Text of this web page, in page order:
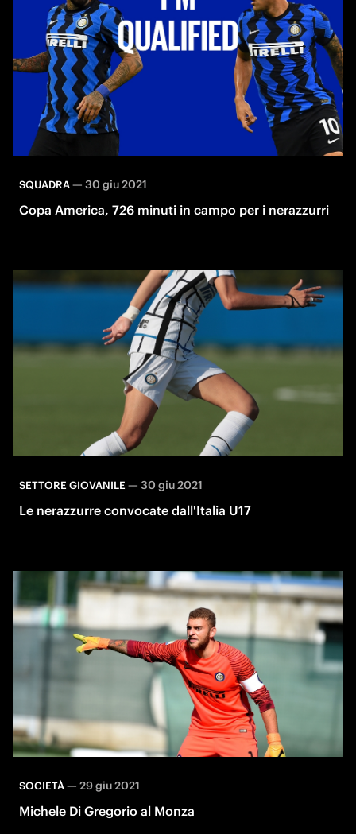
SQUADRA— 30 giu 2021
Copa America, 726 minuti in campo per i nerazzurri
SETTORE GIOVANILE— 30 giu 2021
Le nerazzurre convocate dall'Italia U17
SOCIETÀ— 29 giu 2021
Michele Di Gregorio al Monza